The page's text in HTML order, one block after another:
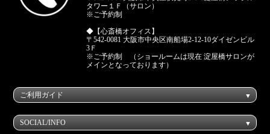
タワー１Ｆ（サロン）
※ご予約制
◆【心斎橋オフィス】
〒542-0081 大阪市中央区南船場2-12-10ダイゼンビル
3Ｆ
※ご予約制 （ショールームは現在 淀屋橋サロンが
メインとなっております）
ご利用ガイド
SOCIAL/INFO